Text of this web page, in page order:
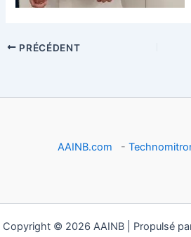
PRÉCÉDENT
AAINB.com -
Copyright © 2026 AAINB | Propulsé